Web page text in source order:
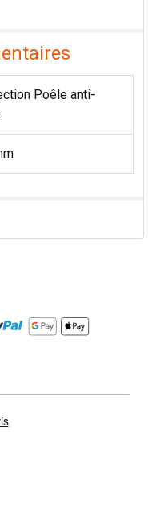
Poêle anti-